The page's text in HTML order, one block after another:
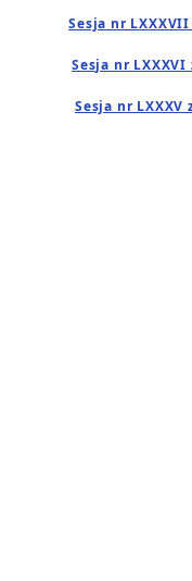
Sesja nr
Sesja nr LXXXVI
Sesja nr LXXXV